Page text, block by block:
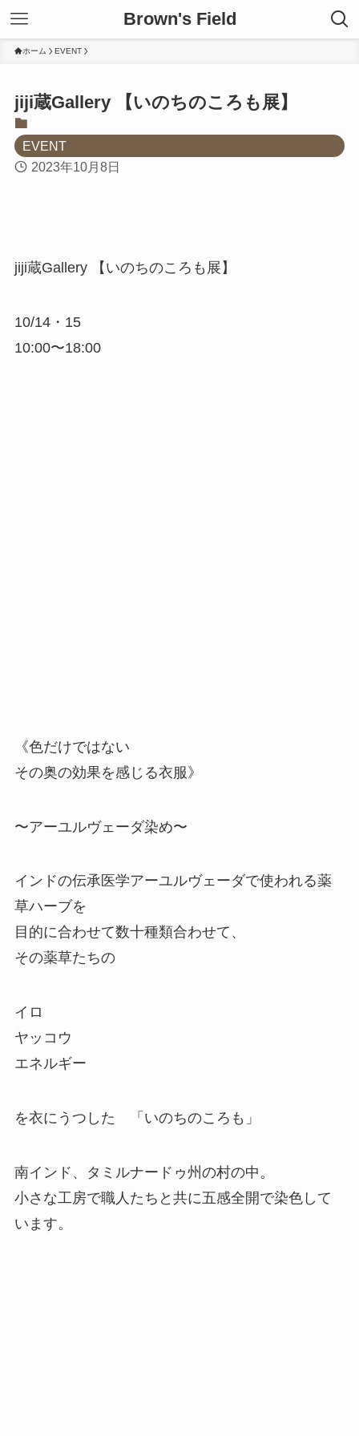
Brown's Field
ホーム EVENT
jiji蔵Gallery 【いのちのころも展】
EVENT
2023年10月8日
jiji蔵Gallery 【いのちのころも展】
10/14・15
10:00〜18:00
《色だけではない
その奥の効果を感じる衣服》
〜アーユルヴェーダ染め〜
インドの伝承医学アーユルヴェーダで使われる薬
草ハーブを
目的に合わせて数十種類合わせて、
その薬草たちの
イロ
ヤッコウ
エネルギー
を衣にうつした 「いのちのころも」
南インド、タミルナードゥ州の村の中。
小さな工房で職人たちと共に五感全開で染色して
います。